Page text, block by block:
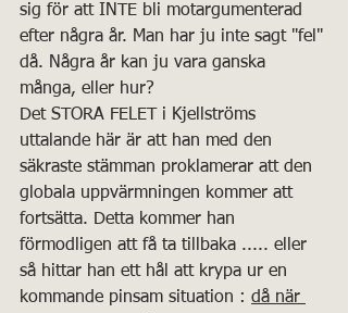
sig för att INTE bli motargumenterad
efter några år. Man har ju inte sagt "fel"
då. Några år kan ju vara ganska
många, eller hur?
Det STORA FELET i Kjellströms
uttalande här är att han med den
säkraste stämman proklamerar att den
globala uppvärmningen kommer att
fortsätta. Detta kommer han
förmodligen att få ta tillbaka ..... eller
så hittar han ett hål att krypa ur en
kommande pinsam situation : då när